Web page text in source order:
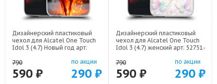
Дизайнерский пластиковый
чехол для Alcatel One Touch
Idol 3 (4.7) Новый год арт:
790
590 ₽
по акции
290 ₽
Дизайнерский пластиковый
чехол для Alcatel One Touch
Idol 3 (4.7) женский арт: 52751-
790
590 ₽
по акции
290 ₽